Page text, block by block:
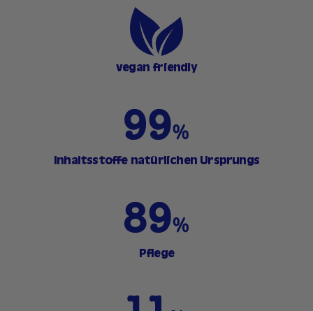
vegan friendly
Inhaltsstoffe natürlichen Ursprungs
Pflege